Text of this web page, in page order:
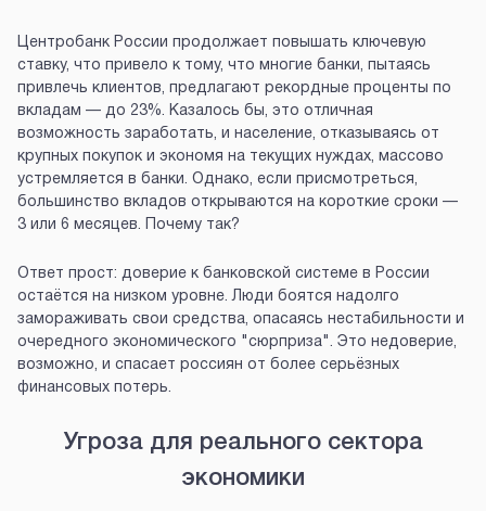
Центробанк России продолжает повышать ключевую
ставку, что привело к тому, что многие банки, пытаясь
привлечь клиентов, предлагают рекордные проценты по
вкладам — до 23%. Казалось бы, это отличная
возможность заработать, и население, отказываясь от
крупных покупок и экономя на текущих нуждах, массово
устремляется в банки. Однако, если присмотреться,
большинство вкладов открываются на короткие сроки —
3 или 6 месяцев. Почему так?
Ответ прост: доверие к банковской системе в России
остаётся на низком уровне. Люди боятся надолго
замораживать свои средства, опасаясь нестабильности и
очередного экономического "сюрприза". Это недоверие,
возможно, и спасает россиян от более серьёзных
финансовых потерь.
Угроза для реального сектора
экономики